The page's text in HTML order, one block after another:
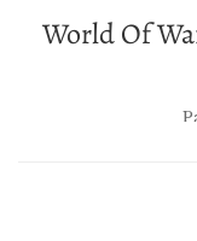
World Of